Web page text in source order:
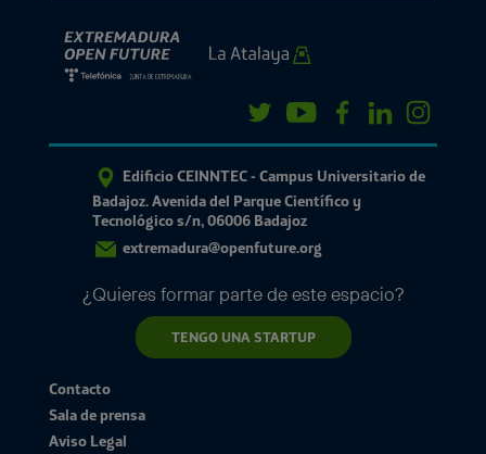
Edificio CEINNTEC - Campus Universitario de
Badajoz. Avenida del Parque Científico y
Tecnológico s/n, 06006 Badajoz
extremadura@openfuture.org
¿Quieres formar parte de este espacio?
TENGO UNA STARTUP
Contacto
Sala de prensa
Aviso Legal